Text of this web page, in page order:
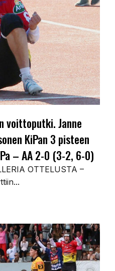
voittoputki. Janne
KiPan 3 pisteen
– AA 2-0 (3-2, 6-0)
OTTELUSTA –